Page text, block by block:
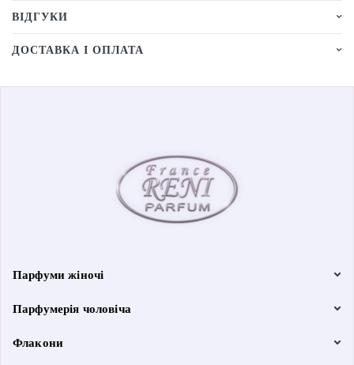
ВІДГУКИ
ДОСТАВКА І ОПЛАТА
Парфуми жіночі
Парфумерія чоловіча
Флакони